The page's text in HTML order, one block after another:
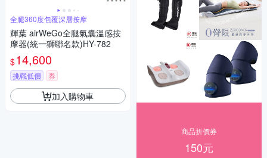
全腿360度包覆深層按摩
輝葉 airWeGo全腿氣囊溫感按
摩器(統一獅聯名款)HY-782
$14,600
挑戰低價 券
加入購物車
商品折價券
150元